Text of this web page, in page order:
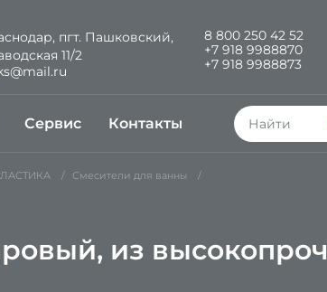
пгт. Пашковский,
11/2
8 800 250 42 52
+7 918 9988870
+7 918 9988873
Сервис Контакты
Смесители для ванны
из